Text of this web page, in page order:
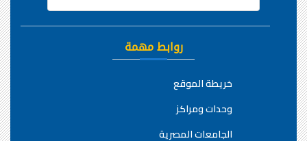
روابط مهمة
خريطة الموقع
وحدات ومراكز
الجامعات المصرية